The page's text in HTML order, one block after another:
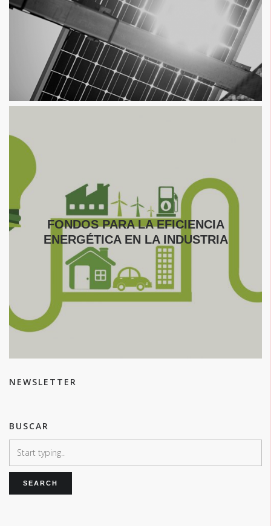
FONDOS PARA LA EFICIENCIA
ENERGÉTICA EN LA INDUSTRIA
NEWSLETTER
BUSCAR